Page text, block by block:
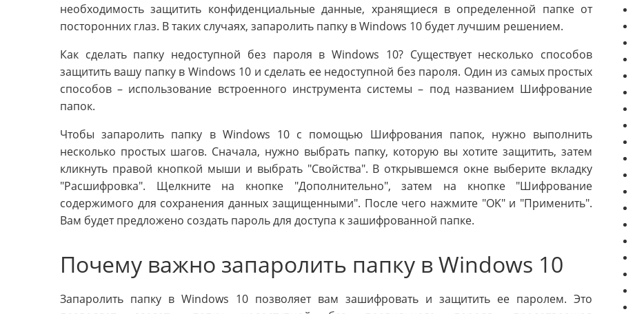
необходимость защитить конфиденциальные данные, хранящиеся в определенной папке от
посторонних глаз. В таких случаях, запаролить папку в Windows 10 будет лучшим решением.
Как сделать папку недоступной без пароля в Windows 10? Существует несколько способов
защитить вашу папку в Windows 10 и сделать ее недоступной без пароля. Один из самых простых
способов – использование встроенного инструмента системы – под названием Шифрование
папок.
Чтобы запаролить папку в Windows 10 с помощью Шифрования папок, нужно выполнить
несколько простых шагов. Сначала, нужно выбрать папку, которую вы хотите защитить, затем
кликнуть правой кнопкой мыши и выбрать "Свойства". В открывшемся окне выберите вкладку
"Расшифровка". Щелкните на кнопке "Дополнительно", затем на кнопке "Шифрование
содержимого для сохранения данных защищенными". После чего нажмите "OK" и "Применить".
Вам будет предложено создать пароль для доступа к зашифрованной папке.
Почему важно запаролить папку в Windows 10
Запаролить папку в Windows 10 позволяет вам зашифровать и защитить ее паролем. Это